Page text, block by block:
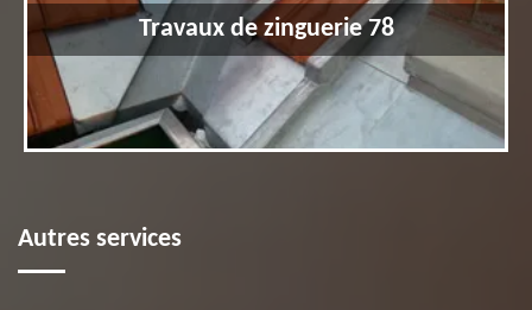
Travaux de zinguerie 78
Autres services